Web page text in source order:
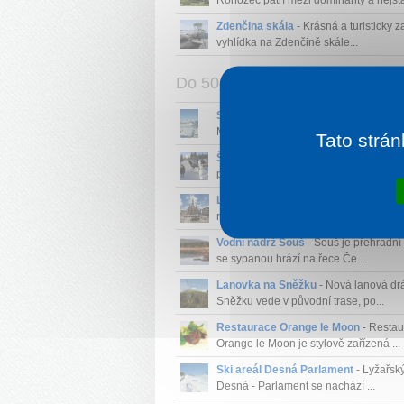
Zdenčina skála - Krásná a turisticky
vyhlídka na Zdenčině skále...
Do 50 km
Sportovní areál Medvědín
Mísečky - Medvědín nabízí dvě l...
Špindlerův Mlýn
pro návštěvníky, kteří vyhl...
Liberec
- Díky půvabu Jizerských hor
rádi vyrážejí na dovolenou. ...
Vodní nádrž Souš- Souš je přehradní
se sypanou hrází na řece Če...
Lanovka na Sněžku - Nová lanová
Sněžku vede v původní trase, po...
Restaurace Orange le Moon -
Orange le Moon je stylově zařízená ...
Ski areál Desná Parlament -
Desná - Parlament se nachází ...
Tato